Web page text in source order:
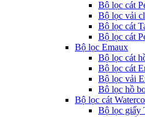
Bộ lọc cát
Bộ lọc vải
Bộ lọc cát
Bộ lọc cát
Bộ lọc Emaux
Bộ lọc cát
Bộ lọc cát
Bộ lọc vải
Bô lọc hồ
Bộ lọc cát Waterco
Bộ lọc giấy